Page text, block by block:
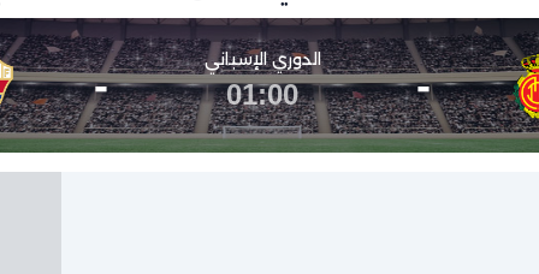
-
الدوري الإسباني
01:00
-